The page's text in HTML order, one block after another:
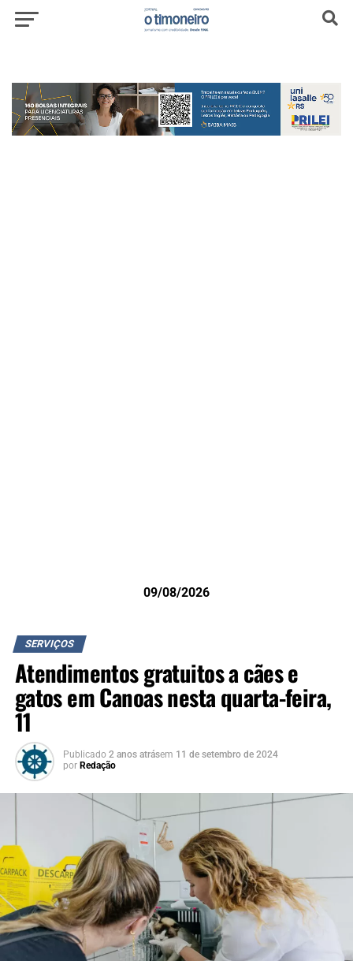
09/08/2026
SERVIÇOS
Atendimentos gratuitos a cães e
gatos em Canoas nesta quarta-feira,
11
Publicado 2 anos atrásem 11 de setembro de 2024
por Redação